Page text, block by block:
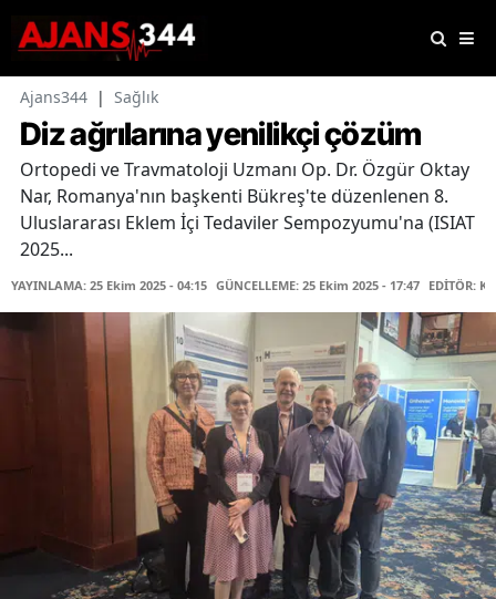
Ajans344 | Sağlık
Diz ağrılarına yenilikçi çözüm
Ortopedi ve Travmatoloji Uzmanı Op. Dr. Özgür Oktay
Nar, Romanya'nın başkenti Bükreş'te düzenlenen 8.
Uluslararası Eklem İçi Tedaviler Sempozyumu'na (ISIAT
2025...
YAYINLAMA: 25 Ekim 2025 - 04:15 GÜNCELLEME: 25 Ekim 2025 - 17:47 EDİTÖR: